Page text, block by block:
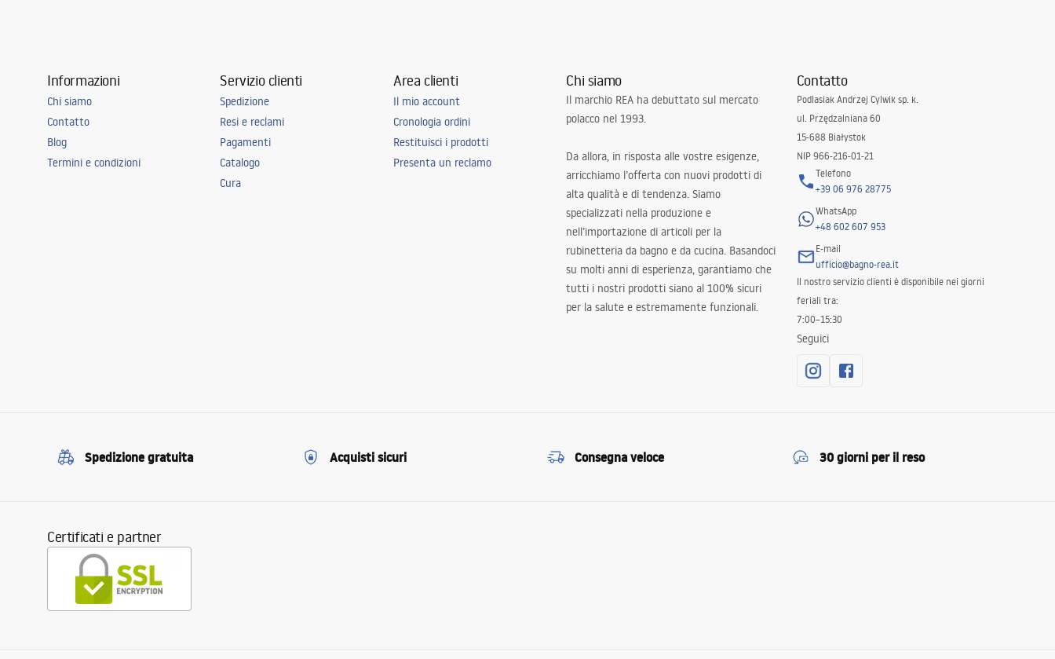
Informazioni
Chi siamo
Contatto
Blog
Termini e condizioni
Servizio clienti
Spedizione
Resi e reclami
Pagamenti
Catalogo
Cura
Area clienti
Il mio account
Cronologia ordini
Restituisci i prodotti
Presenta un reclamo
Chi siamo
Il marchio REA ha debuttato sul mercato
polacco nel 1993.
Da allora, in risposta alle vostre esigenze,
arricchiamo l’offerta con nuovi prodotti di
alta qualità e di tendenza. Siamo
specializzati nella produzione e
nell’importazione di articoli per la
rubinetteria da bagno e da cucina. Basandoci
su molti anni di esperienza, garantiamo che
tutti i nostri prodotti siano al 100% sicuri
per la salute e estremamente funzionali.
Contatto
Podlasiak Andrzej Cylwik sp. k.
ul. Przędzalniana 60
15-688 Białystok
NIP 966-216-01-21
Telefono
+39 06 976 28775
WhatsApp
+48 602 607 953
E-mail
ufficio@bagno-rea.it
Il nostro servizio clienti è disponibile nei giorni
feriali tra:
7:00–15:30
Seguici
Spedizione gratuita Acquisti sicuri Consegna veloce 30 giorni per il reso
Certificati e partner